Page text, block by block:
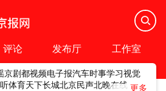
评论 发布厅 工作室
京剧都视频电子报汽车时事学习视觉
体育天下长城北京民声北晚在线